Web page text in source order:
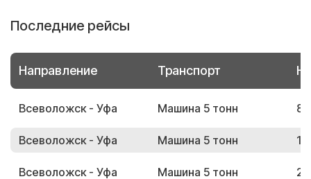
Последние рейсы
Направление Транспорт
Всеволожск - Уфа Машина 5 тонн
Всеволожск - Уфа Машина 5 тонн
Всеволожск - Уфа Машина 5 тонн